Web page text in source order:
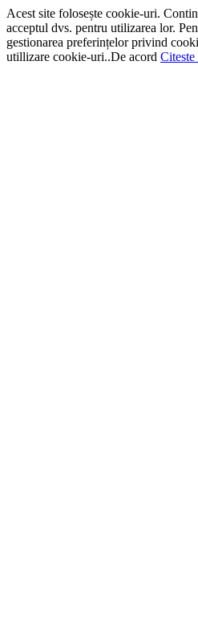
Acest site folosește cookie-uri.
acceptul dvs. pentru utilizarea lor.
gestionarea preferințelor privind
utillizare cookie-uri..De acord